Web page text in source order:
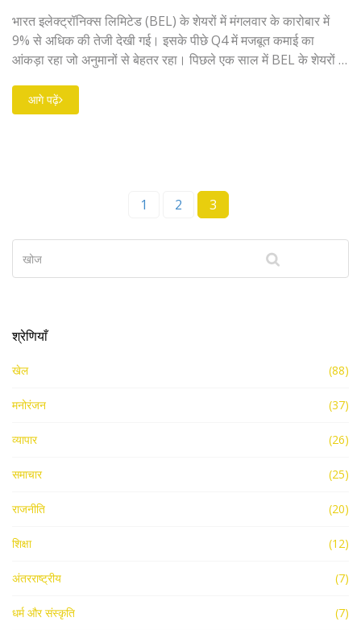
भारत इलेक्ट्रॉनिक्स लिमिटेड (BEL) के शेयरों में मंगलवार के कारोबार में
9% से अधिक की तेजी देखी गई। इसके पीछे Q4 में मजबूत कमाई का
आंकड़ा रहा जो अनुमानों से बेहतर रहा। पिछले एक साल में BEL के शेयरों में
भी ऊपर जा सकता है।
आगे पढ़ें
1 2 3
श्रेणियाँ
खेल (88)
मनोरंजन (37)
व्यापार (26)
समाचार (25)
राजनीति (20)
शिक्षा (12)
अंतरराष्ट्रीय (7)
धर्म और संस्कृति (7)